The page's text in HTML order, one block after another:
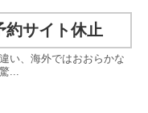
約サイト休止
い、海外ではおおらかな
...